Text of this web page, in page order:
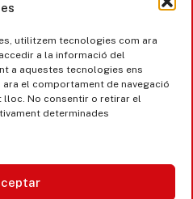
utilitzem tecnologies com ara
a la informació del
a aquestes tecnologies ens
el comportament de navegació
lloc. No consentir o retirar el
determinades
S’Agaró